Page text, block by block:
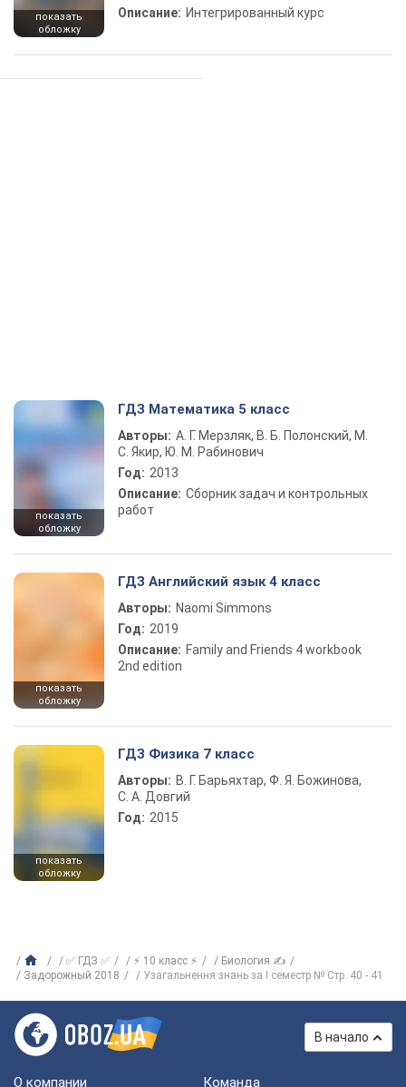
показать
обложку
Описание: Интегрированный курс
показать
обложку
ГДЗ Математика 5 класс
Авторы: А. Г. Мерзляк, В. Б. Полонский, М.
С. Якир, Ю. М. Рабинович
Год: 2013
Описание: Сборник задач и контрольных
работ
показать
обложку
ГДЗ Английский язык 4 класс
Авторы: Naomi Simmons
Год: 2019
Описание: Family and Friends 4 workbook
2nd edition
показать
обложку
ГДЗ Физика 7 класс
Авторы: В. Г. Барьяхтар, Ф. Я. Божинова,
С. А. Довгий
Год: 2015
✅ ГДЗ ✅ ⚡ 10 класс ⚡
Биология ✍
Задорожный 2018
Узагальнення знань за І семестр № Стр. 40 - 41
В начало
О компании Команда